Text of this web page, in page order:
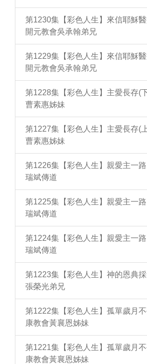
第1230集【彩色人生】來信耶穌
開元教會吳承翰弟兄
第1229集【彩色人生】來信耶穌
開元教會吳承翰弟兄
第1228集【彩色人生】主愛長存(
曹素惠姊妹
第1227集【彩色人生】主愛長存(
曹素惠姊妹
第1226集【彩色人生】親愛主一
瑞斌傳道
第1225集【彩色人生】親愛主一
瑞斌傳道
第1224集【彩色人生】親愛主一
瑞斌傳道
第1223集【彩色人生】神的恩典
張榮光弟兄
第1222集【彩色人生】孤單歲月
康教會黃襄恩姊妹
第1221集【彩色人生】孤單歲月
康教會黃襄恩姊妹